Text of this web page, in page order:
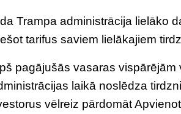
Trampa administrācija lielāko
tarifus saviem lielākajiem
pagājušās vasaras
laikā noslēdza
vēlreiz pārdomāt